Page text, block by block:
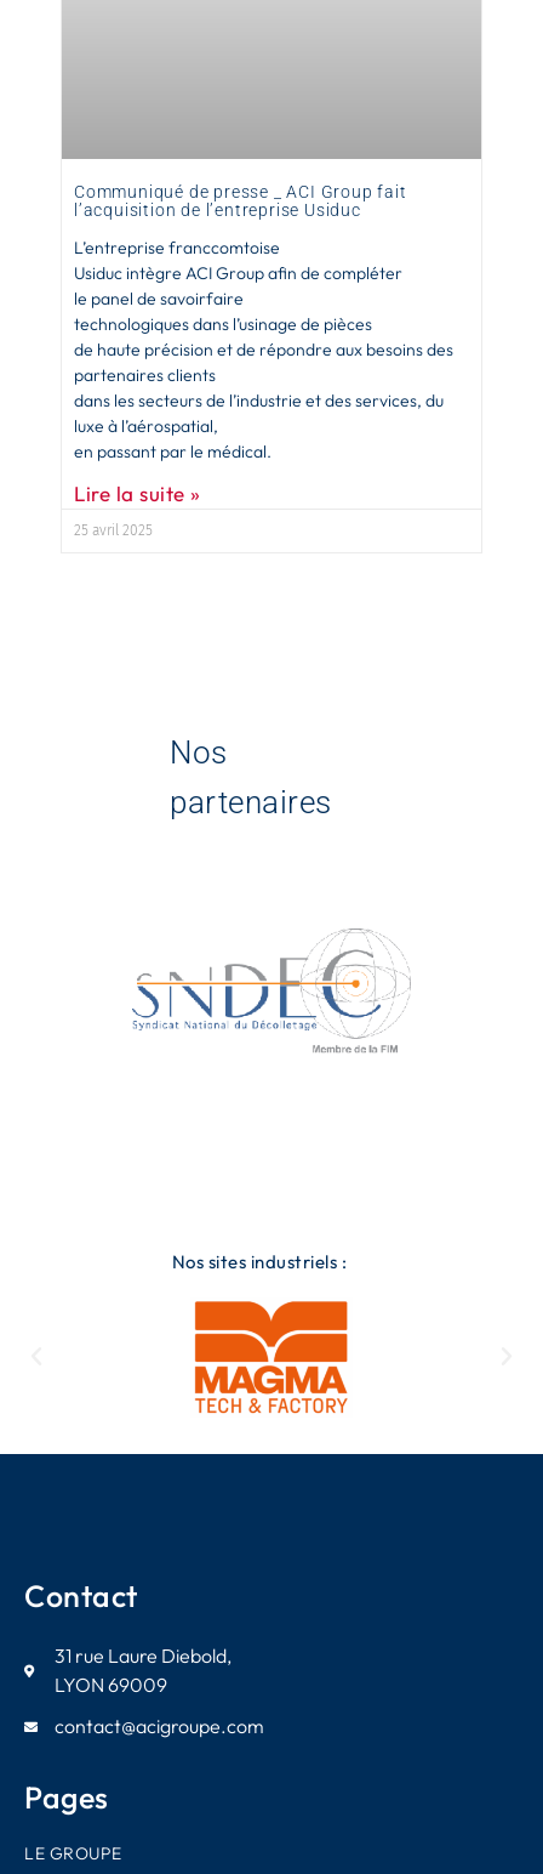
Communiqué de presse _ ACI Group fait
l’acquisition de l’entreprise Usiduc
L’entreprise franccomtoise
Usiduc intègre ACI Group afin de compléter
le panel de savoirfaire
technologiques dans l’usinage de pièces
de haute précision et de répondre aux besoins des
partenaires clients
dans les secteurs de l’industrie et des services, du
luxe à l’aérospatial,
en passant par le médical.
Lire la suite »
25 avril 2025
Nos
partenaires
Nos sites industriels :
Contact
31 rue Laure Diebold,
LYON 69009
contact@acigroupe.com
Pages
LE GROUPE